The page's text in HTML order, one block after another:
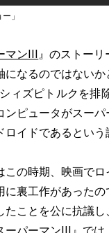
」
マンIII』のストー
になるのではない
ィズピトルクを排
ンピュータがスー
イドであるという
の時期、映画で
に裏工作があった
たことを公に抗議